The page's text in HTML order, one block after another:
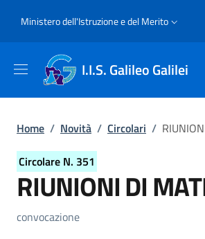
Slim top
Ministero dell'Istruzione e del Merito
I.I.S. Galileo Galilei
Briciole di pane
Home / Novità / Circolari /
Circolare N. 351
RIUNIONI DI
Dettagli della
convocazione